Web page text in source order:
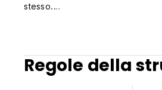
stesso.
ideale per gustare tutti i pasti.
del lusso dell'aria condizionata.
In effetti, lo Shiraz Sasan Hotel
I luoghi turistici situati
Regole della